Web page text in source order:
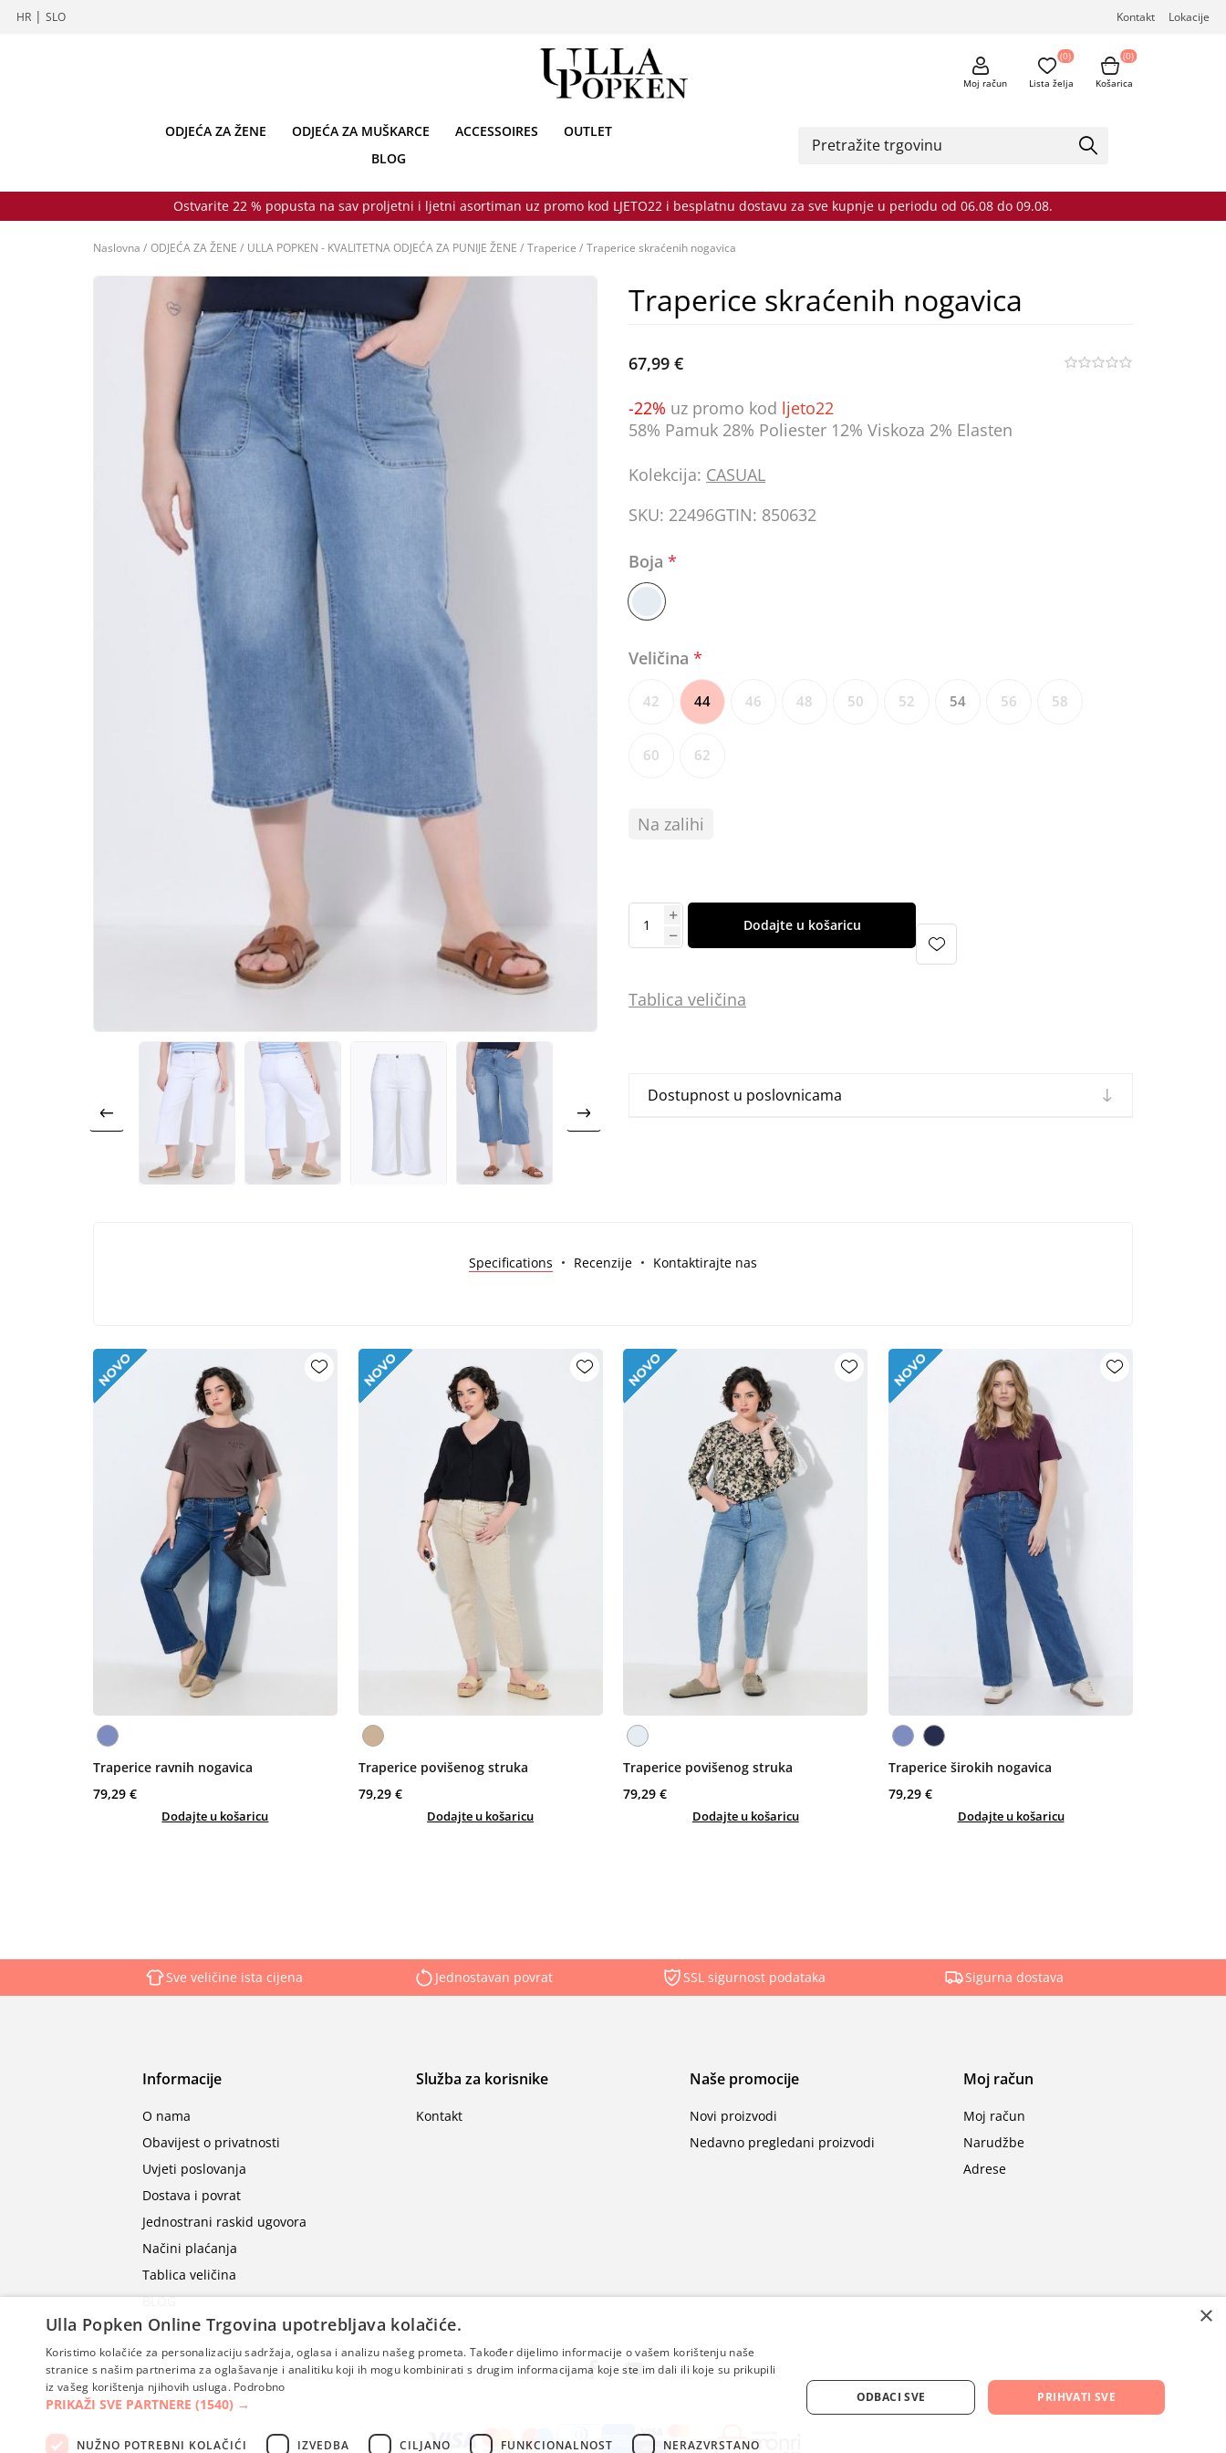
HR | SLO Kontakt Lokacije
Moj račun Lista želja
(0)
Košarica
(0)
ODJEĆA ZA ŽENE ODJEĆA ZA MUŠKARCE ACCESSOIRES
OUTLET
BLOG
Ostvarite 22 % popusta na sav proljetni i ljetni asortiman uz promo kod LJETO22 i besplatnu dostavu za sve kupnje u periodu od 06.08 do 09.08.
Naslovna / ODJEĆA ZA ŽENE / ULLA POPKEN - KVALITETNA ODJEĆA ZA PUNIJE ŽENE / Traperice / Traperice skraćenih nogavica
Traperice skraćenih nogavica
67,99 €
-22% uz promo kod ljeto22
58% Pamuk 28% Poliester 12% Viskoza 2% Elasten
Kolekcija: CASUAL
SKU: 22496GTIN: 850632
Boja*
Veličina*
42 44 46 48 50 52 54 56 58
60 62
Na zalihi
Dodajte u košaricu
Tablica veličina
Dostupnost u poslovnicama
Specifications Recenzije Kontaktirajte nas
Traperice ravnih nogavica
79,29 €
Dodajte u košaricu
Traperice povišenog struka
79,29 €
Dodajte u košaricu
Traperice povišenog struka
79,29 €
Dodajte u košaricu
Traperice širokih nogavica
79,29 €
Dodajte u košaricu
Sve veličine ista cijena Jednostavan povrat SSL sigurnost podataka Sigurna dostava
Informacije
O nama
Obavijest o privatnosti
Uvjeti poslovanja
Dostava i povrat
Jednostrani raskid ugovora
Načini plaćanja
Tablica veličina
BLOG
Služba za korisnike
Kontakt
Naše promocije
Novi proizvodi
Nedavno pregledani proizvodi
Moj račun
Moj račun
Narudžbe
Adrese
×
Ulla Popken Online Trgovina upotrebljava kolačiće.
Koristimo kolačiće za personalizaciju sadržaja, oglasa i analizu našeg prometa. Također dijelimo informacije o vašem korištenju naše
stranice s našim partnerima za oglašavanje i analitiku koji ih mogu kombinirati s drugim informacijama koje ste im dali ili koje su prikupili
iz vašeg korištenja njihovih usluga. Podrobno
PRIKAŽI SVE PARTNERE (1540) →
NUŽNO POTREBNI KOLAČIĆI IZVEDBA CILJANO FUNKCIONALNOST NERAZVRSTANO
PRIHVATI SVE
ODBACI SVE